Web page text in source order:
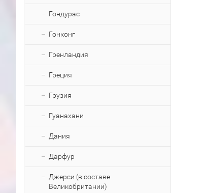
Гондурас
Гонконг
Гренландия
Греция
Грузия
Гуанахани
Дания
Дарфур
Джерси (в составе
Великобритании)